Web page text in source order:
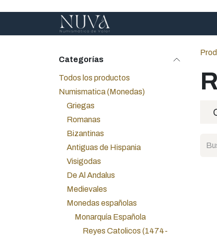
Ir al contenido
Categorías
Todos los productos
Numismatica (Monedas)
Griegas
Romanas
Bizantinas
Antiguas de Hispania
Visigodas
De Al Andalus
Medievales
Monedas españolas
Monarquía Española
Reyes Catolicos (1474-